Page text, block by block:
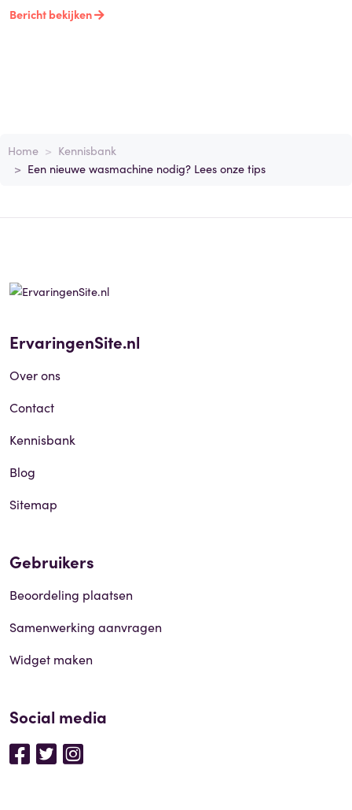
Bericht bekijken
Home
Kennisbank
Een nieuwe wasmachine nodig? Lees onze tips
ErvaringenSite.nl
Over ons
Contact
Kennisbank
Blog
Sitemap
Gebruikers
Beoordeling plaatsen
Samenwerking aanvragen
Widget maken
Social media